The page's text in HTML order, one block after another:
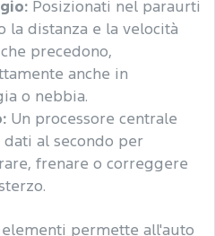
Posizionati nel paraurti
la distanza e la velocità
precedono,
anche in
o nebbia.
Un processore centrale
al secondo per
frenare o correggere
permette all'auto